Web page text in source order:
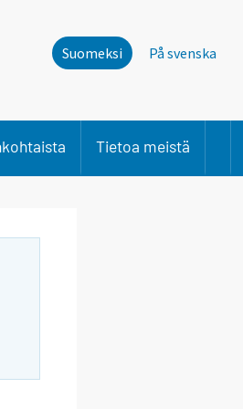
Suomeksi På svenska
Tietoa meistä